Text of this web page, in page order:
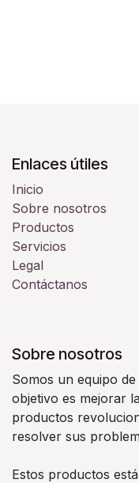
Enlaces útiles
Inicio
Sobre nosotros
Productos
Servicios
Legal
Contáctanos
Sobre nosotros
Somos un equipo
objetivo es mejorar
productos
resolver sus
Estos productos